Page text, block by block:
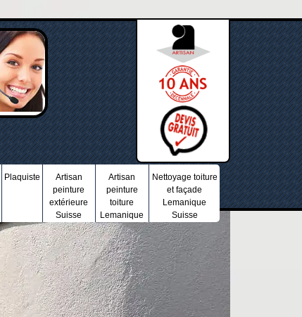
Plaquiste
Artisan
peinture
extérieure
Suisse
Artisan
peinture
toiture
Lemanique
Nettoyage toiture
et façade
Lemanique
Suisse